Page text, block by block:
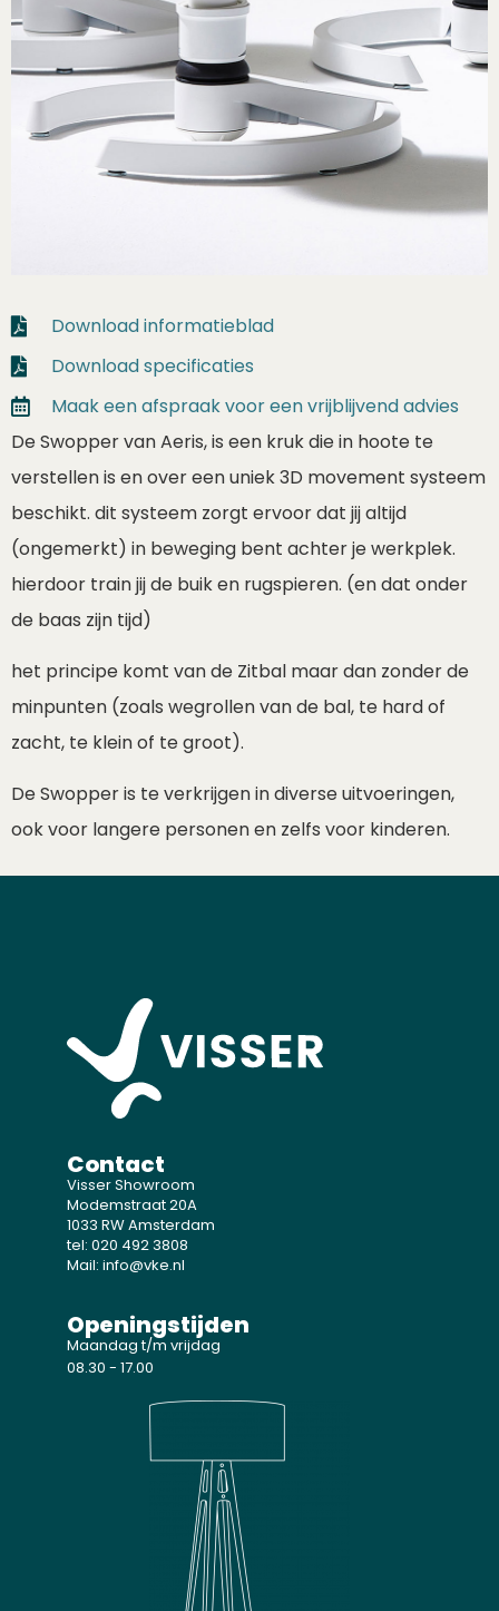
Download informatieblad
Download specificaties
Maak een afspraak voor een vrijblijvend advies
De Swopper van Aeris, is een kruk die in hoote te
verstellen is en over een uniek 3D movement systeem
beschikt. dit systeem zorgt ervoor dat jij altijd
(ongemerkt) in beweging bent achter je werkplek.
hierdoor train jij de buik en rugspieren. (en dat onder
de baas zijn tijd)
het principe komt van de Zitbal maar dan zonder de
minpunten (zoals wegrollen van de bal, te hard of
zacht, te klein of te groot).
De Swopper is te verkrijgen in diverse uitvoeringen,
ook voor langere personen en zelfs voor kinderen.
Contact
Visser Showroom
Modemstraat 20A
1033 RW Amsterdam
tel: 020 492 3808
Mail: info@vke.nl
Openingstijden
Maandag t/m vrijdag
08.30 - 17.00